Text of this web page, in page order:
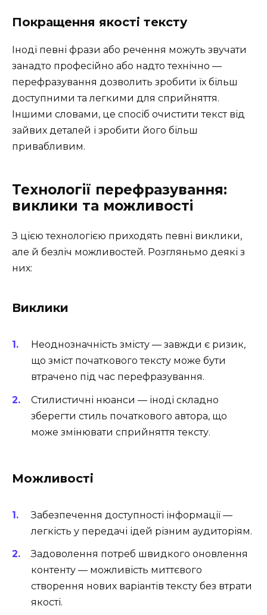
Покращення якості тексту
Іноді певні фрази або речення можуть звучати
занадто професійно або надто технічно —
перефразування дозволить зробити їх більш
доступними та легкими для сприйняття.
Іншими словами, це спосіб очистити текст від
зайвих деталей і зробити його більш
привабливим.
Технології перефразування:
виклики та можливості
З цією технологією приходять певні виклики,
але й безліч можливостей. Розгляньмо деякі з
них:
Виклики
Неоднозначність змісту — завжди є ризик,
що зміст початкового тексту може бути
втрачено під час перефразування.
Стилистичні нюанси — іноді складно
зберегти стиль початкового автора, що
може змінювати сприйняття тексту.
Можливості
Забезпечення доступності інформації —
легкість у передачі ідей різним аудиторіям.
Задоволення потреб швидкого оновлення
контенту — можливість миттєвого
створення нових варіантів тексту без втрати
якості.